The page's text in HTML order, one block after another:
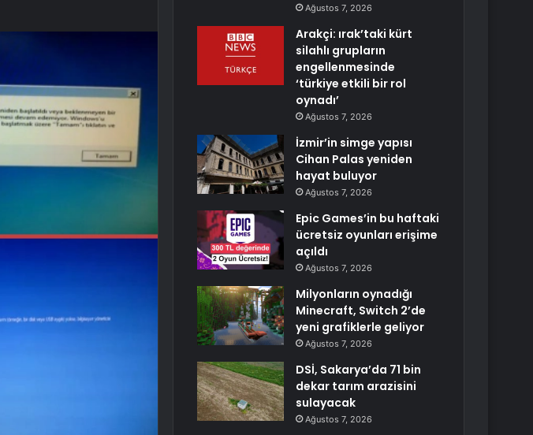
Ağustos 7, 2026
Arakçi: ırak’taki kürt
silahlı grupların
engellenmesinde
‘türkiye etkili bir rol
oynadı’
Ağustos 7, 2026
İzmir’in simge yapısı
Cihan Palas yeniden
hayat buluyor
Ağustos 7, 2026
Epic Games’in bu haftaki
ücretsiz oyunları erişime
açıldı
Ağustos 7, 2026
Milyonların oynadığı
Minecraft, Switch 2’de
yeni grafiklerle geliyor
Ağustos 7, 2026
DSİ, Sakarya’da 71 bin
dekar tarım arazisini
sulayacak
Ağustos 7, 2026